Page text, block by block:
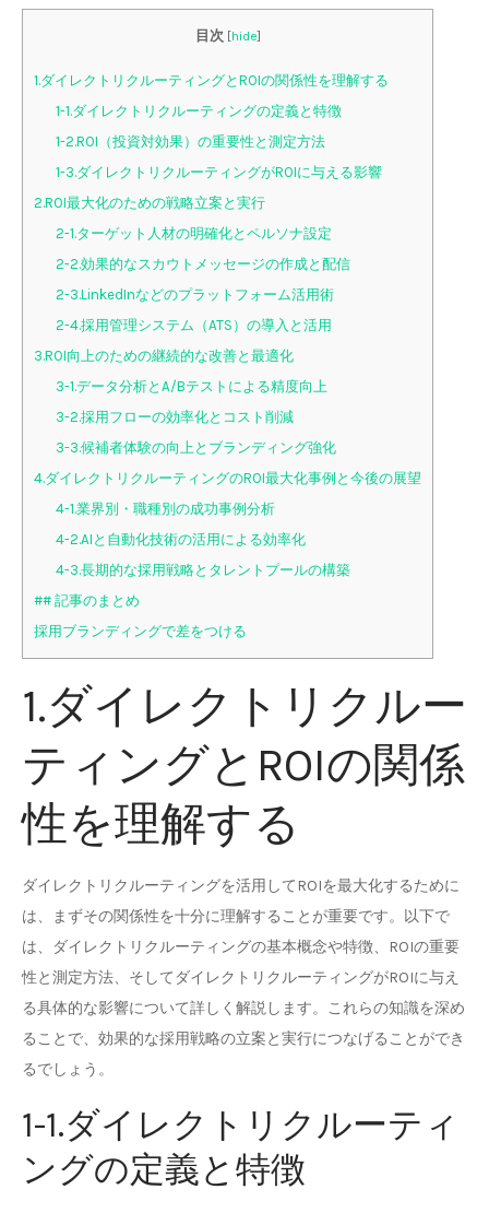
目次 [hide]
1.ダイレクトリクルーティングとROIの関係性を理解する
1-1.ダイレクトリクルーティングの定義と特徴
1-2.ROI（投資対効果）の重要性と測定方法
1-3.ダイレクトリクルーティングがROIに与える影響
2.ROI最大化のための戦略立案と実行
2-1.ターゲット人材の明確化とペルソナ設定
2-2.効果的なスカウトメッセージの作成と配信
2-3.LinkedInなどのプラットフォーム活用術
2-4.採用管理システム（ATS）の導入と活用
3.ROI向上のための継続的な改善と最適化
3-1.データ分析とA/Bテストによる精度向上
3-2.採用フローの効率化とコスト削減
3-3.候補者体験の向上とブランディング強化
4.ダイレクトリクルーティングのROI最大化事例と今後の展望
4-1.業界別・職種別の成功事例分析
4-2.AIと自動化技術の活用による効率化
4-3.長期的な採用戦略とタレントプールの構築
## 記事のまとめ
採用ブランディングで差をつける
1.ダイレクトリクルー
ティングとROIの関係
性を理解する
ダイレクトリクルーティングを活用してROIを最大化するために
は、まずその関係性を十分に理解することが重要です。以下で
は、ダイレクトリクルーティングの基本概念や特徴、ROIの重要
性と測定方法、そしてダイレクトリクルーティングがROIに与え
る具体的な影響について詳しく解説します。これらの知識を深め
ることで、効果的な採用戦略の立案と実行につなげることができ
るでしょう。
1-1.ダイレクトリクルーティ
ングの定義と特徴